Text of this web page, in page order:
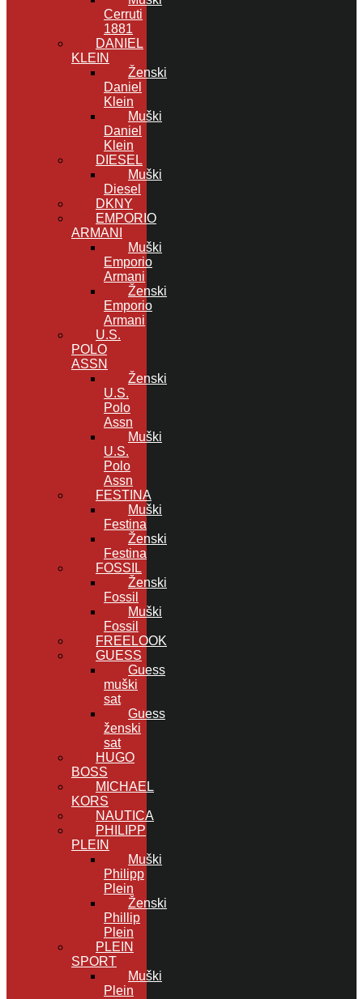
Cerruti
1881
DANIEL
KLEIN
Ženski
Daniel
Klein
Muški
Daniel
Klein
DIESEL
Muški
Diesel
DKNY
EMPORIO
ARMANI
Muški
Emporio
Armani
Ženski
Emporio
Armani
U.S.
POLO
ASSN
Ženski
U.S.
Polo
Assn
Muški
U.S.
Polo
Assn
FESTINA
Muški
Festina
Ženski
Festina
FOSSIL
Ženski
Fossil
Muški
Fossil
FREELOOK
GUESS
Guess
muški
sat
Guess
ženski
sat
HUGO
BOSS
MICHAEL
KORS
NAUTICA
PHILIPP
PLEIN
Muški
Philipp
Plein
Ženski
Phillip
Plein
PLEIN
SPORT
Muški
Plein